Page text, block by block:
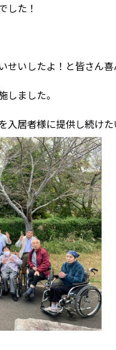
した！
いしたよ！と皆さん喜
ました。
居者様に提供し続けた